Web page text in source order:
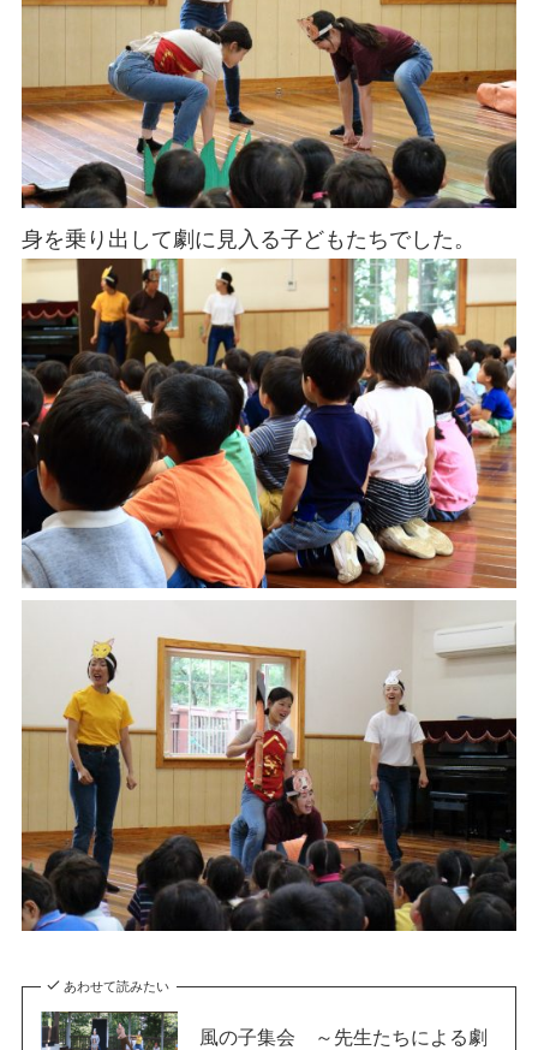
身を乗り出して劇に見入る子どもたちでした。
あわせて読みたい
風の子集会 ～先生たちによる劇